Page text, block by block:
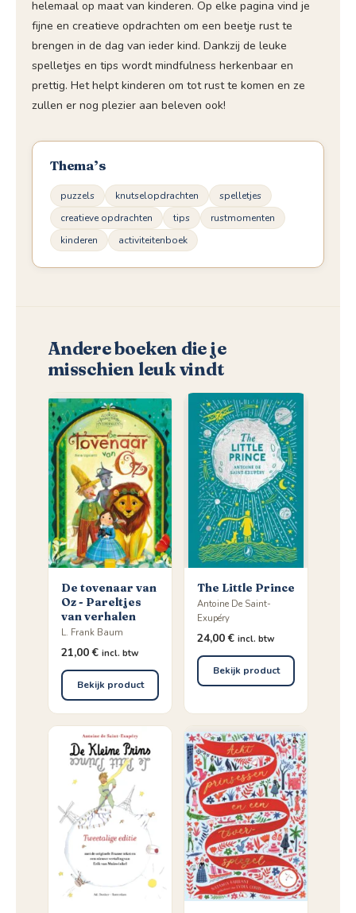
helemaal op maat van kinderen. Op elke pagina vind je
fijne en creatieve opdrachten om een beetje rust te
brengen in de dag van ieder kind. Dankzij de leuke
spelletjes en tips wordt mindfulness herkenbaar en
prettig. Het helpt kinderen om tot rust te komen en ze
zullen er nog plezier aan beleven ook!
Thema’s
puzzels knutselopdrachten
spelletjes
creatieve opdrachten
tips
rustmomenten
kinderen
activiteitenboek
Andere boeken die je
misschien leuk vindt
De tovenaar van
Oz - Pareltjes
van verhalen
L. Frank Baum
21,00€ incl. btw
Bekijk product
The Little Prince
Antoine De Saint-
Exupéry
24,00€ incl. btw
Bekijk product